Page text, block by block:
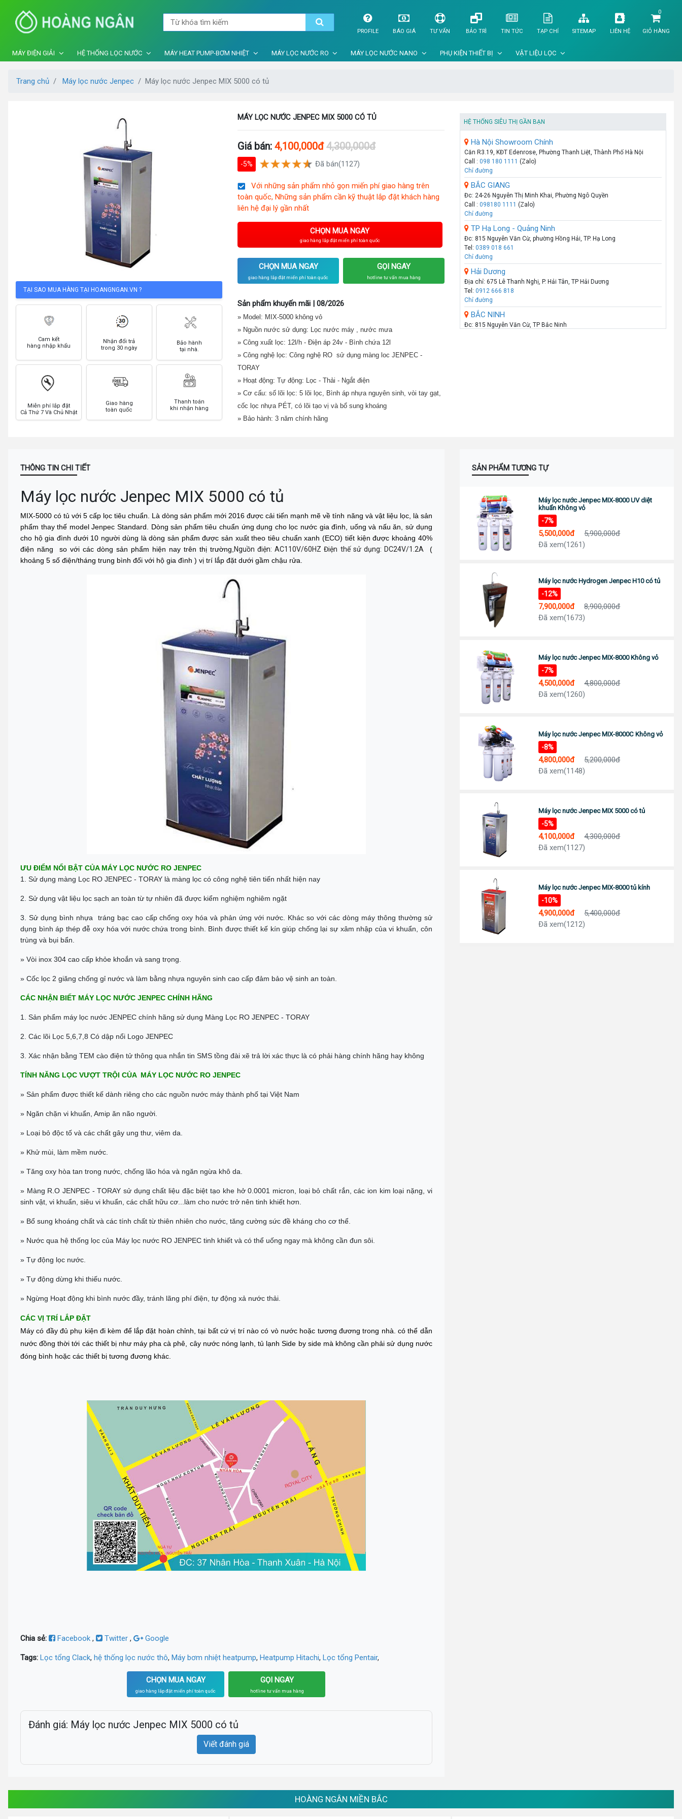
PROFILE BÁO GIÁ TƯ VẤN BẢO TRÌ TIN TỨC TẠP CHÍ SITEMAP LIÊN HỆ
0
GIỎ HÀNG
MÁY ĐIỆN GIẢI HỆ THỐNG LỌC NƯỚC MÁY HEAT PUMP-BƠM NHIỆT MÁY LỌC NƯỚC RO MÁY LỌC NƯỚC NANO PHỤ KIỆN THIẾT BỊ VẬT LIỆU LỌC
Trang chủ Máy lọc nước Jenpec Máy lọc nước Jenpec MIX 5000 có tủ
TẠI SAO MUA HÀNG TẠI HOANGNGAN.VN ?
Cam kết
hàng nhập khẩu
Nhận đổi trả
trong 30 ngày
Bảo hành
tại nhà.
Miễn phí lắp đặt
Cả Thứ 7 Và Chủ Nhật
Giao hàng
toàn quốc
Thanh toán
khi nhận hàng
MÁY LỌC NƯỚC JENPEC MIX 5000 CÓ TỦ
Giá bán: 4,100,000đ 4,300,000đ
-5% Đã bán(1127)
Với những sản phẩm nhỏ gọn miến phí giao hàng trên
toàn quốc, Những sản phẩm cần kỹ thuật lắp đặt khách hàng
liên hệ đại lý gần nhất
CHỌN MUA NGAY
giao hàng lắp đặt miến phí toàn quốc
CHỌN MUA NGAY
giao hàng lắp đặt miến phí toàn quốc
GỌI NGAY
hotline tư vấn mua hàng
Sản phẩm khuyến mãi | 08/2026
» Model: MIX-5000 không vỏ
» Nguồn nước sử dụng: Lọc nước máy , nước mưa
» Công xuất lọc: 12l/h - Điện áp 24v - Bình chứa 12l
» Công nghệ lọc: Công nghệ RO sử dụng màng loc JENPEC -
TORAY
» Hoạt động: Tự động: Lọc - Thải - Ngắt điện
» Cơ cấu: số lõi lọc: 5 lõi lọc, Bình áp nhựa nguyên sinh, vòi tay gạt,
cốc lọc nhựa PÉT, có lõi tạo vị và bổ sung khoáng
» Bảo hành: 3 năm chính hãng
HỆ THỐNG SIÊU THỊ GẦN BẠN
Hà Nội Showroom Chính
Căn R3.19, KĐT Edenrose, Phường Thanh Liệt, Thành Phố Hà Nội
Call : 098 180 1111 (Zalo)
Chỉ đường
BẮC GIANG
Đc: 24-26 Nguyễn Thị Minh Khai, Phường Ngô Quyền
Call : 098180 1111 (Zalo)
Chỉ đường
TP Hạ Long - Quảng Ninh
Đc: 815 Nguyễn Văn Cừ, phường Hồng Hải, TP. Hạ Long
Tel: 0389 018 661
Chỉ đường
Hải Dương
Địa chỉ: 675 Lê Thanh Nghị, P. Hải Tân, TP Hải Dương
Tel: 0912 666 818
Chỉ đường
BẮC NINH
Đc: 815 Nguyễn Văn Cừ, TP Bắc Ninh
Số: 58A Phạm Đình Toái - Phường Hà Huy Tập - TP Vinh
Call : 0943 437 137(Zalo)
ĐÀ NẴNG
Địa chỉ: 276 Hùng Vương, Quận Hải Châu
Call :0938 460 460
Chỉ đường
NHA TRANG
Địa chỉ: 1276 đường 2/4, P Vạn Thắng (cạnh cà phê Bách Viên) TP Nha
Chỉ đường
ĐÀ LẠT - LÂM ĐỒNG
Địa chỉ: 364 Hai Bà Trưng, P6 TP Đà Lạt, Tỉnh Lâm Đồng
0902 570 886
Chỉ đường
0938 278 389
Chỉ đường
BÌNH DƯƠNG
Đc: 743 Huỳnh Văn Lũy, Phường Bình Dương, TP Hồ Chí Minh
ĐT: Call :0989 958 887
(Zalo)
Chỉ đường
Đc: 573 Cách Mạng Tháng 8, Phường 3, TP Tây Ninh
0938 74 82 82
Chỉ đường
CẦN THƠ
Địa chỉ: 369 Đ. Nguyễn Văn Cừ, Phường An Khánh, Ninh Kiều
0911 676 989
PHÚ QUỐC
Đc: R303 Đường Ruby 3, Shophouse Bãi Kem, P An Thới, TP Phú Quốc
0906 82 82 82
Chỉ đường
THÔNG TIN CHI TIẾT
Máy lọc nước Jenpec MIX 5000 có tủ
MIX-5000 có tủ với 5 cấp lọc tiêu chuẩn. Là dòng sản phẩm mới 2016 được cải tiến mạnh mẽ về tính năng và vật liệu lọc, là sản
phẩm thay thế model Jenpec Standard. Dòng sản phẩm tiêu chuẩn ứng dụng cho lọc nước gia đình, uống và nấu ăn, sử dụng
cho hộ gia đình dưới 10 người dùng là dòng sản phẩm được sản xuất theo tiêu chuẩn xanh (ECO) tiết kiện được khoảng 40%
điện năng so với các dòng sản phẩm hiện nay trên thị trường,Nguồn điện: AC110V/60HZĐiện thế sử dụng: DC24V/1.2A(
khoảng 5 số điện/tháng trung bình đối với hộ gia đình ) vị trí lắp đặt dưới gầm chậu rửa.
ƯU ĐIỂM NỔI BẬT CỦA MÁY LỌC NƯỚC RO JENPEC
1. Sử dụng màng Lọc RO JENPEC - TORAY là màng lọc có công nghệ tiên tiến nhất hiện nay
2. Sử dụng vật liệu lọc sạch an toàn từ tự nhiên đã được kiểm nghiệm nghiêm ngặt
3. Sử dụng bình nhựa tráng bạc cao cấp chống oxy hóa và phản ứng với nước. Khác so với các dòng máy thông thường sử
dụng bình áp thép đễ oxy hóa với nước chứa trong bình. Bình được thiết kế kín giúp chống lại sự xâm nhập của vi khuẩn, côn
trùng và bụi bẩn.
» Vòi inox 304 cao cấp khỏe khoắn và sang trọng.
» Cốc lọc 2 giăng chống gỉ nước và làm bằng nhựa nguyên sinh cao cấp đảm bảo vệ sinh an toàn.
CÁC NHẬN BIẾT MÁY LỌC NƯỚC JENPEC CHÍNH HÃNG
1. Sản phẩm máy lọc nước JENPEC chính hãng sử dụng Màng Lọc RO JENPEC - TORAY
2. Các lõi Lọc 5,6,7,8 Có dập nổi Logo JENPEC
3. Xác nhận bằng TEM cào điện tử thông qua nhắn tin SMS tồng đài xẽ trả lời xác thực là có phải hàng chính hãng hay không
TÍNH NĂNG LỌC VƯỢT TRỘI CỦA MÁY LỌC NƯỚC RO JENPEC
» Sản phẩm được thiết kế dành riêng cho các nguồn nước máy thành phố tại Việt Nam
» Ngăn chặn vi khuẩn, Amip ăn não người.
» Loại bỏ độc tố và các chất gây ung thư, viêm da.
» Khử mùi, làm mềm nước.
» Tăng oxy hòa tan trong nước, chống lão hóa và ngăn ngừa khô da.
» Màng R.O JENPEC - TORAY sử dụng chất liệu đặc biệt tạo khe hở 0.0001 micron, loại bỏ chất rắn, các ion kim loại nặng, vi
sinh vật, vi khuẩn, siêu vi khuẩn, các chất hữu cơ...làm cho nước trở nên tinh khiết hơn.
» Bổ sung khoáng chất và các tính chất từ thiên nhiên cho nước, tăng cường sức đề kháng cho cơ thể.
» Nước qua hệ thống lọc của Máy lọc nước RO JENPEC tinh khiết và có thể uống ngay mà không cần đun sôi.
» Tự động lọc nước.
» Tự động dừng khi thiếu nước.
» Ngừng Hoạt động khi bình nước đầy, tránh lãng phí điện, tự động xả nước thải.
CÁC VỊ TRÍ LẮP ĐẶT
Máy có đầy đủ phụ kiện đi kèm để lắp đặt hoàn chỉnh, tại bất cứ vị trí nào có vò nước hoặc tương đương trong nhà. có thể dẫn
nước đồng thời tới các thiết bị như máy pha cà phê, cây nước nóng lạnh, tủ lạnh Side by side mà không cần phải sử dụng nước
đóng bình hoặc các thiết bị tương đương khác.
Chia sẻ: Facebook , Twitter , Google
Tags: Lọc tổng Clack, hệ thống lọc nước thô, Máy bơm nhiệt heatpump, Heatpump Hitachi, Lọc tổng Pentair,
CHỌN MUA NGAY
giao hàng lắp đặt miến phí toàn quốc
GỌI NGAY
hotline tư vấn mua hàng
Đánh giá: Máy lọc nước Jenpec MIX 5000 có tủ
Viết đánh giá
SẢN PHẨM TƯƠNG TỰ
Máy lọc nước Jenpec MIX-8000 UV diệt
khuẩn Không vỏ
-7%
5,500,000đ
5,900,000đ
Đã xem(1261)
Máy lọc nước Hydrogen Jenpec H10 có tủ
-12%
7,900,000đ
8,900,000đ
Đã xem(1673)
Máy lọc nước Jenpec MIX-8000 Không vỏ
-7%
4,500,000đ
4,800,000đ
Đã xem(1260)
Máy lọc nước Jenpec MIX-8000C Không vỏ
-8%
4,800,000đ
5,200,000đ
Đã xem(1148)
Máy lọc nước Jenpec MIX 5000 có tủ
-5%
4,100,000đ
4,300,000đ
Đã xem(1127)
Máy lọc nước Jenpec MIX-8000 tủ kính
-10%
4,900,000đ
5,400,000đ
Đã xem(1212)
HOÀNG NGÂN MIỀN BẮC